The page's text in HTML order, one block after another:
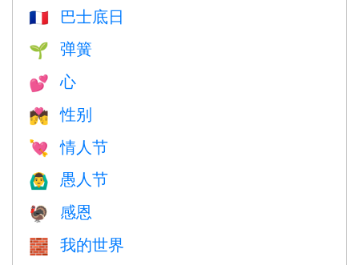
🇫🇷 巴士底日
🌱 弹簧
💕 心
💏 性别
💘 情人节
🙆‍♂️ 愚人节
🦃 感恩
🧱 我的世界